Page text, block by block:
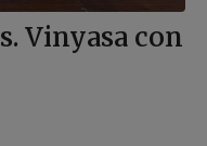
Vinyasa con